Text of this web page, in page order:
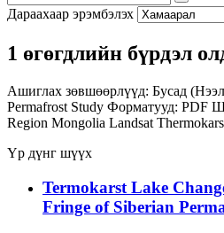
Дараахаар эрэмбэлэх
1 өгөгдлийн бүрдэл
Ашиглах зөвшөөрлүүд: Бусад
Permafrost Study Форматууд: PDF
Region Mongolia Landsat
Үр дүнг шүүх
Termokarst Lake
Fringe of Siberian